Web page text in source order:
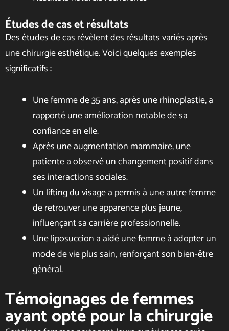
Études de cas et résultats
Des études de cas révèlent des résultats variés après
une chirurgie esthétique. Voici quelques exemples
significatifs :
Une femme de 35 ans, après une rhinoplastie, a
rapporté une amélioration notable de sa
confiance en elle.
Après une augmentation mammaire, une
patiente a observé un changement positif dans
ses interactions sociales.
Un lifting du visage a permis à une autre femme
de retrouver une apparence plus jeune,
influençant sa carrière professionnelle.
Une liposuccion a aidé une femme à adopter un
mode de vie plus sain, renforçant son bien-être
général.
Témoignages de femmes
ayant opté pour la chirurgie